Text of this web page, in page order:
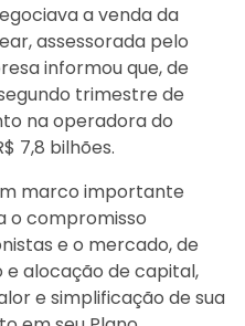
a venda da
assessorada pelo
informou que, de
trimestre de
na operadora do
7,8 bilhões.
marco importante
o compromisso
e o mercado, de
alocação de capital,
e simplificação de sua